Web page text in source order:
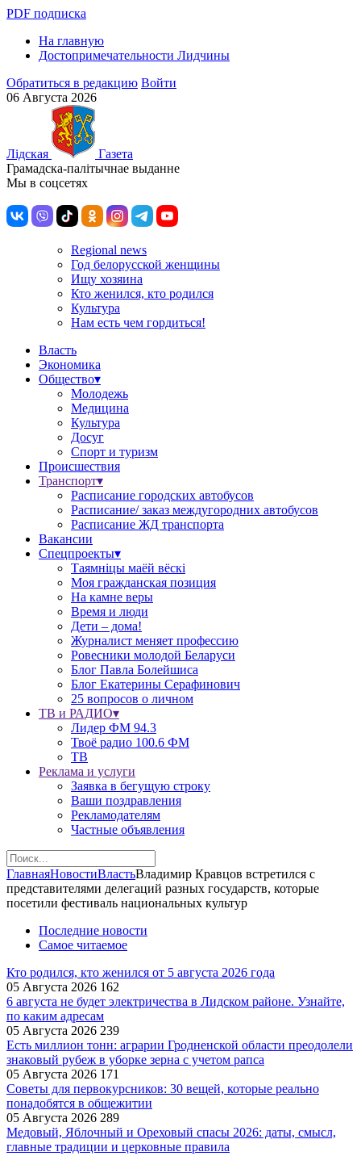
PDF подписка
На главную
Достопримечательности Лидчины
Обратиться в редакцию Войти
06 Августа 2026
Лiдская
Газета
Грамадска-палiтычнае выданне
Мы в соцсетях
Regional news
Год белорусской женщины
Ищу хозяина
Кто женился, кто родился
Культура
Нам есть чем гордиться!
Власть
Экономика
Общество▾
Молодежь
Медицина
Культура
Досуг
Спорт и туризм
Происшествия
Транспорт▾
Расписание городских автобусов
Расписание/ заказ междугородних автобусов
Расписание ЖД транспорта
Вакансии
Спецпроекты▾
Таямніцы маёй вёскі
Моя гражданская позиция
На камне веры
Время и люди
Дети – дома!
Журналист меняет профессию
Ровесники молодой Беларуси
Блог Павла Болейшиса
Блог Екатерины Серафинович
25 вопросов о личном
ТВ и РАДИО▾
Лидер ФМ 94.3
Твоё радио 100.6 ФМ
ТВ
Реклама и услуги
Заявка в бегущую строку
Ваши поздравления
Рекламодателям
Частные объявления
ГлавнаяНовостиВластьВладимир Кравцов встретился с
представителями делегаций разных государств, которые
посетили фестиваль национальных культур
Последние новости
Самое читаемое
Кто родился, кто женился от 5 августа 2026 года
05 Августа 2026 162
6 августа не будет электричества в Лидском районе. Узнайте,
по каким адресам
05 Августа 2026 239
Есть миллион тонн: аграрии Гродненской области преодолели
знаковый рубеж в уборке зерна с учетом рапса
05 Августа 2026 171
Советы для первокурсников: 30 вещей, которые реально
понадобятся в общежитии
05 Августа 2026 289
Медовый, Яблочный и Ореховый спасы 2026: даты, смысл,
главные традиции и церковные правила